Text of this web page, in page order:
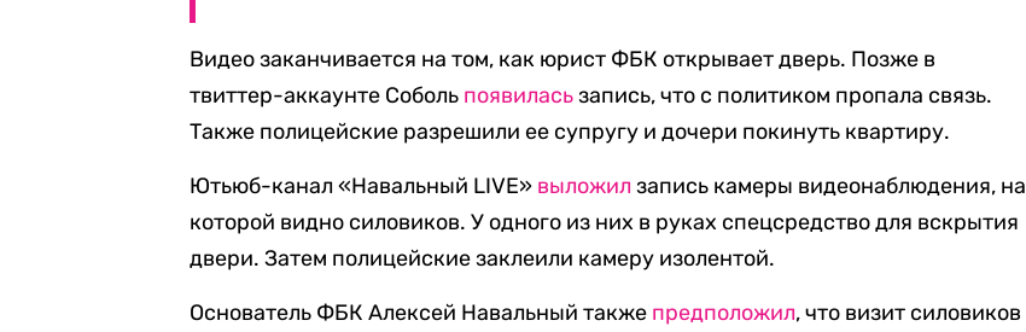
Видео заканчивается на том, как юрист ФБК открывает дверь. Позже в
твиттер-аккаунте Соболь появиласьзапись, что с политиком пропала связь.
Также полицейские разрешили ее супругу и дочери покинуть квартиру.
Ютьюб-канал «Навальный LIVE» выложил запись камеры видеонаблюдения, на
которой видно силовиков. У одного из них в руках спецсредство для вскрытия
двери. Затем полицейские заклеили камеру изолентой.
Основатель ФБК Алексей Навальный также предположил, что визит силовиков